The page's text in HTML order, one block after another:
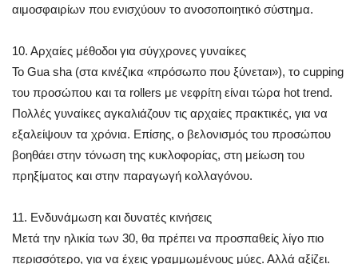
αιμοσφαιρίων που ενισχύουν το ανοσοποιητικό σύστημα.
10. Αρχαίες μέθοδοι για σύγχρονες γυναίκες
Το Gua sha (στα κινέζικα «πρόσωπο που ξύνεται»), το cupping
του προσώπου και τα rollers με νεφρίτη είναι τώρα hot trend.
Πολλές γυναίκες αγκαλιάζουν τις αρχαίες πρακτικές, για να
εξαλείψουν τα χρόνια. Επίσης, ο βελονισμός του προσώπου
βοηθάει στην τόνωση της κυκλοφορίας, στη μείωση του
πρηξίματος και στην παραγωγή κολλαγόνου.
11. Ενδυνάμωση και δυνατές κινήσεις
Μετά την ηλικία των 30, θα πρέπει να προσπαθείς λίγο πιο
περισσότερο, για να έχεις γραμμωμένους μύες. Αλλά αξίζει.